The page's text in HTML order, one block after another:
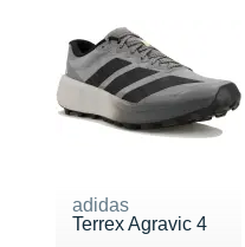
adidas
Terrex Agravic 4